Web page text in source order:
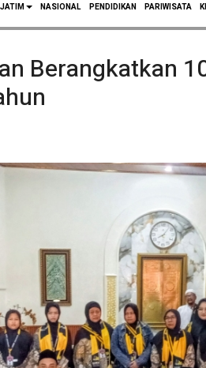
JATIM NASIONAL PENDIDIKAN PARIWISATA
Berangkatkan